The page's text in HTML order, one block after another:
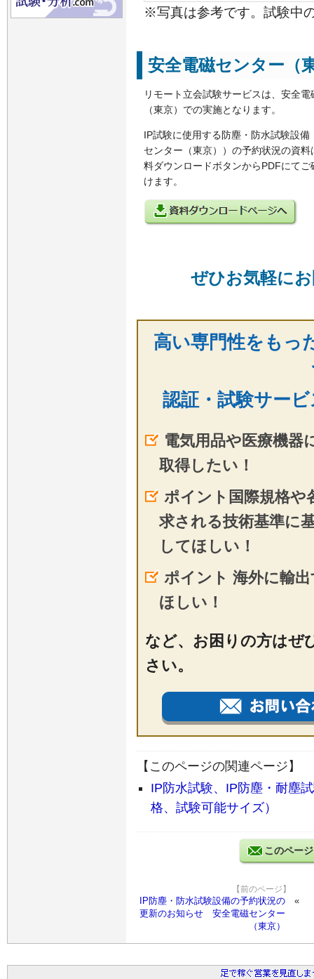
※写真は参考です。試験中
安全電磁センター（
リモート立会試験サービスは、安全電
（東京）での実施となります。
IP試験に使用する防塵・防水試験設備
センター（東京））の予約状況の資料
料ダウンロードボタンからPDFにてご
けます。
ぜひお気軽に
高い専門性をもっ
認証・試験サー
電気用品や医療機器
取得したい！
ポイント国際規格や
求される技術基準に
してほしい！
ポイント 海外に輸
ほしい！
など、お困りの方はぜ
さい。
【このページの関連ページ】
IP防水試験、IP防塵・耐塵
格、試験可能サイズ）
このペー
【前のページ】
IP防塵・防水試験設備の予約状況の
更新のお知らせ 安全電磁センター
（東京）